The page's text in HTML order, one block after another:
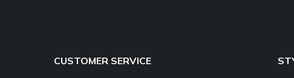
CUSTOMER SERVICE